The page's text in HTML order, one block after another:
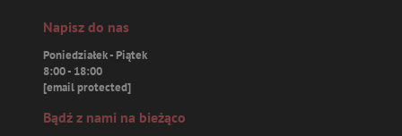
Napisz do nas
Poniedziałek - Piątek
8:00 - 18:00
[email protected]
Bądź z nami na bieżąco